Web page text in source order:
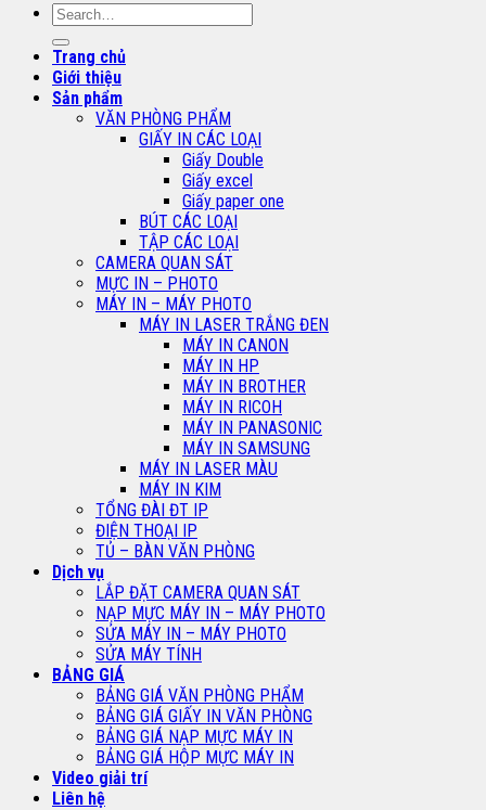
Search
for:
Trang chủ
Giới thiệu
Sản phẩm
VĂN PHÒNG PHẨM
GIẤY IN CÁC LOẠI
Giấy Double
Giấy excel
Giấy paper one
BÚT CÁC LOẠI
TẬP CÁC LOẠI
CAMERA QUAN SÁT
MỰC IN – PHOTO
MÁY IN – MÁY PHOTO
MÁY IN LASER TRẮNG ĐEN
MÁY IN CANON
MÁY IN HP
MÁY IN BROTHER
MÁY IN RICOH
MÁY IN PANASONIC
MÁY IN SAMSUNG
MÁY IN LASER MÀU
MÁY IN KIM
TỔNG ĐÀI ĐT IP
ĐIỆN THOẠI IP
TỦ – BÀN VĂN PHÒNG
Dịch vụ
LẮP ĐẶT CAMERA QUAN SÁT
NẠP MỰC MÁY IN – MÁY PHOTO
SỬA MÁY IN – MÁY PHOTO
SỬA MÁY TÍNH
BẢNG GIÁ
BẢNG GIÁ VĂN PHÒNG PHẨM
BẢNG GIÁ GIẤY IN VĂN PHÒNG
BẢNG GIÁ NẠP MỰC MÁY IN
BẢNG GIÁ HỘP MỰC MÁY IN
Video giải trí
Liên hệ